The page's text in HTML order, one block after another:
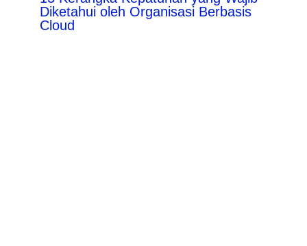
Diketahui oleh Organisasi Berbasis
Cloud